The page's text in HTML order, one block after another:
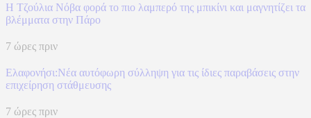
Η Τζούλια Νόβα φορά το πιο λαμπερό της μπικίνι και μαγνητίζει τα
βλέμματα στην Πάρο
7 ώρες πριν
Ελαφονήσι:Νέα αυτόφωρη σύλληψη για τις ίδιες παραβάσεις στην
επιχείρηση στάθμευσης
7 ώρες πριν